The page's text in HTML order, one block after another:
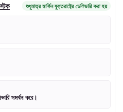
শুধুমাত্র মার্কিন যুক্তরাষ্ট্রে ডেলিভারি করা হয়
সমর্থন করে।